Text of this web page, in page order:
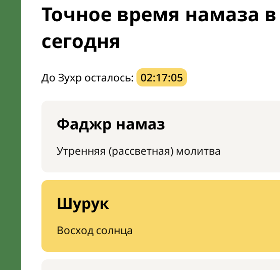
Точное время намаза
сегодня
До Зухр осталось: 02:17:04
Фаджр намаз
Утренняя (рассветная) молитва
Шурук
Восход солнца